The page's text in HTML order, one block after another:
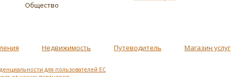
Общество
Недвижимость Путеводитель Магазин услуг
для пользователей ЕС